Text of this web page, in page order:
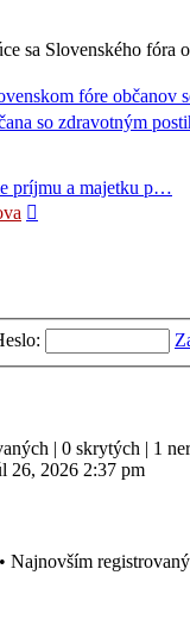
sa Slovenského
fóre občanov
so zdravotným
príjmu a majetku p…
| 0 skrytých | 1
26, 2026 2:37 pm
Najnovším